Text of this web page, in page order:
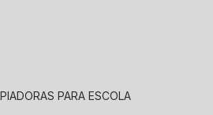
PARA ESCOLA